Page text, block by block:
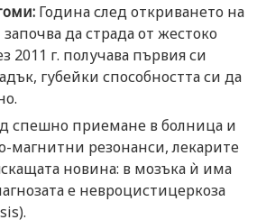
Година след откриването на
да страда от жестоко
2011 г. получава първия си
губейки способността си да
спешно приемане в болница и
магнитни резонанси, лекарите
новина: в мозъка ѝ има
е невроцистицеркоза